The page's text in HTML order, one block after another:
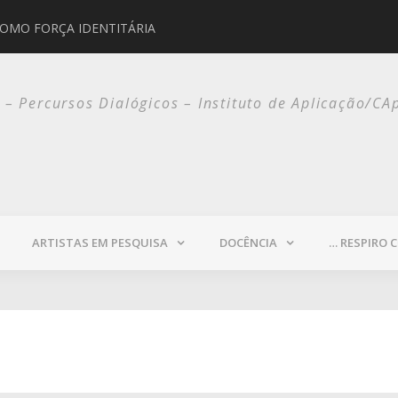
FORÇA IDENTITÁRIA
Percursos Dialógicos – Instituto de Aplicação/
ARTISTAS EM PESQUISA DOCÊNCIA … RESPIRO